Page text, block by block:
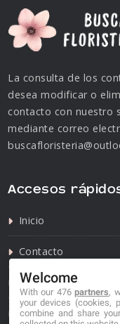
La consulta de los
desea modificar o
contacto con nuestro
mediante correo
Accesos
Inicio
Contacto
Política de privacidad
Política de cookies
Welcome
With our 476partners,
your devices (cookies,
combine and share